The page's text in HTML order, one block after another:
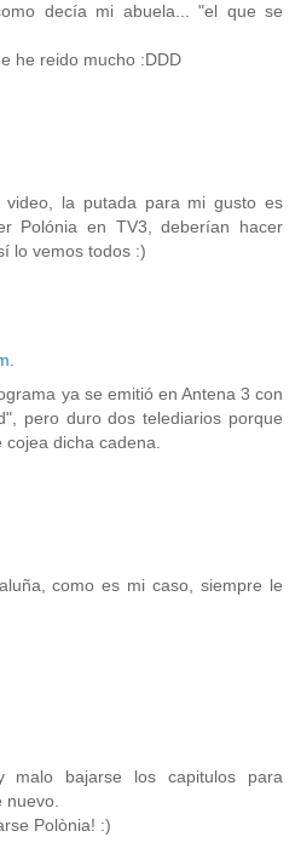
decía mi abuela... "el que se
he reido mucho :DDD
video, la putada para mi gusto es
Polónia en TV3, deberían hacer
lo vemos todos :)
ya se emitió en Antena 3 con
pero duro dos telediarios porque
dicha cadena.
como es mi caso, siempre le
bajarse los capitulos para
Polònia! :)